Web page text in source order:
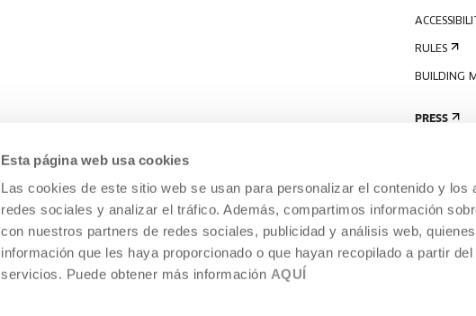
Esta página web usa cookies
Las cookies de este sitio web se usan para personalizar el contenido y los
redes sociales y analizar el tráfico. Además, compartimos información
con nuestros partners de redes sociales, publicidad y análisis web,
información que les haya proporcionado o que hayan recopilado a partir
servicios. Puede obtener más información AQUÍ
RULES
BUILDING
PRESS